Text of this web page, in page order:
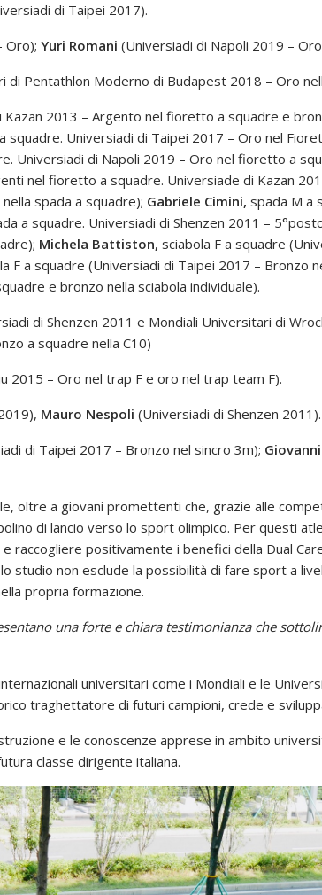
di Taipei 2017).
Oro); Yuri Romani (Universiadi di Napoli 2019 –
di Pentathlon Moderno di Budapest 2018 – Oro
2013 – Argento nel fioretto a squadre e
Universiadi di Taipei 2017 – Oro nel
Universiadi di Napoli 2019 – Oro nel fioretto a
nel fioretto a squadre. Universiade di Kazan
spada a squadre); Gabriele Cimini, spada M a
a squadre. Universiadi di Shenzen 2011 –
Michela Battiston, sciabola F a squadre
F a squadre (Universiadi di Taipei 2017 – Bronzo
e bronzo nella sciabola individuale).
di Shenzen 2011 e Mondiali Universitari di
a squadre nella C10)
2015 – Oro nel trap F e oro nel trap team F).
Mauro Nespoli (Universiadi di Shenzen 2011).
di Taipei 2017 – Bronzo nel sincro 3m);
oltre a giovani promettenti che, grazie alle
di lancio verso lo sport olimpico. Per questi
positivamente i benefici della Dual
studio non esclude la possibilità di fare sport a
propria formazione.
una forte e chiara testimonianza che
universitari come i Mondiali e le
traghettatore di futuri campioni, crede e
e le conoscenze apprese in ambito
classe dirigente italiana.